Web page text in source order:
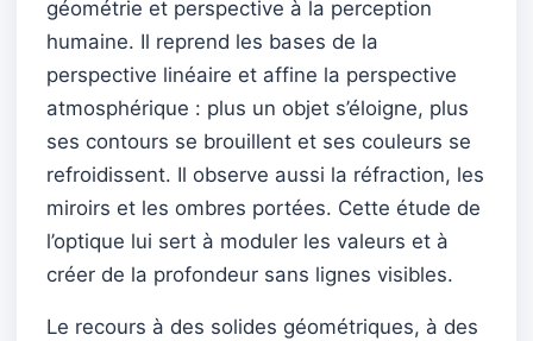
géométrie et perspective à la perception
humaine. Il reprend les bases de la
perspective linéaire et affine la perspective
atmosphérique : plus un objet s’éloigne, plus
ses contours se brouillent et ses couleurs se
refroidissent. Il observe aussi la réfraction, les
miroirs et les ombres portées. Cette étude de
l’optique lui sert à moduler les valeurs et à
créer de la profondeur sans lignes visibles.
Le recours à des solides géométriques, à des